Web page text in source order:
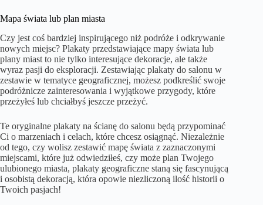
Mapa świata lub plan miasta
Czy jest coś bardziej inspirującego niż podróże i odkrywanie
nowych miejsc? Plakaty przedstawiające mapy świata lub
plany miast to nie tylko interesujące dekoracje, ale także
wyraz pasji do eksploracji. Zestawiając plakaty do salonu w
zestawie w tematyce geograficznej, możesz podkreślić swoje
podróżnicze zainteresowania i wyjątkowe przygody, które
przeżyłeś lub chciałbyś jeszcze przeżyć.
Te oryginalne plakaty na ścianę do salonu będą przypominać
Ci o marzeniach i celach, które chcesz osiągnąć. Niezależnie
od tego, czy wolisz zestawić mapę świata z zaznaczonymi
miejscami, które już odwiedziłeś, czy może plan Twojego
ulubionego miasta, plakaty geograficzne staną się fascynującą
i osobistą dekoracją, która opowie niezliczoną ilość historii o
Twoich pasjach!